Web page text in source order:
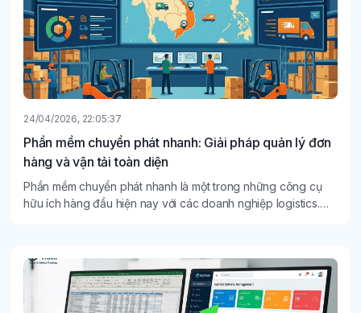
24/04/2026, 22:05:37
Phần mềm chuyển phát nhanh: Giải pháp quản lý đơn
hàng và vận tải toàn diện
Phần mềm chuyển phát nhanh là một trong những công cụ
hữu ích hàng đầu hiện nay với các doanh nghiệp logistics.